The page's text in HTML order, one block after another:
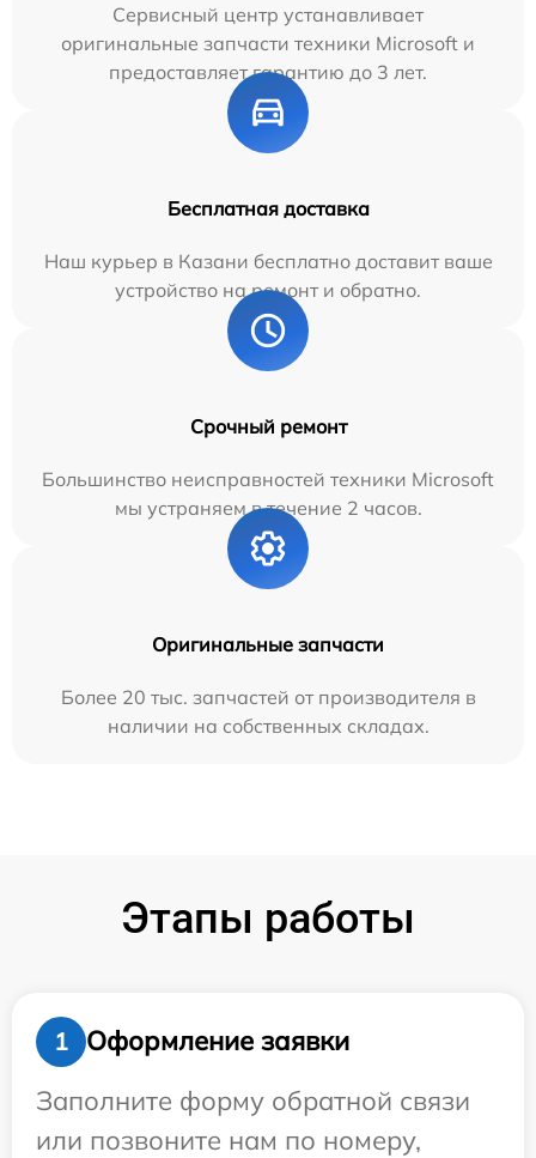
Сервисный центр устанавливает
оригинальные запчасти техники Microsoft и
предоставляет гарантию до 3 лет.
Бесплатная доставка
Наш курьер в Казани бесплатно доставит ваше
устройство на ремонт и обратно.
Срочный ремонт
Большинство неисправностей техники Microsoft
мы устраняем в течение 2 часов.
Оригинальные запчасти
Более 20 тыс. запчастей от производителя в
наличии на собственных складах.
Этапы работы
1
Оформление заявки
Заполните форму обратной связи
или позвоните нам по номеру,